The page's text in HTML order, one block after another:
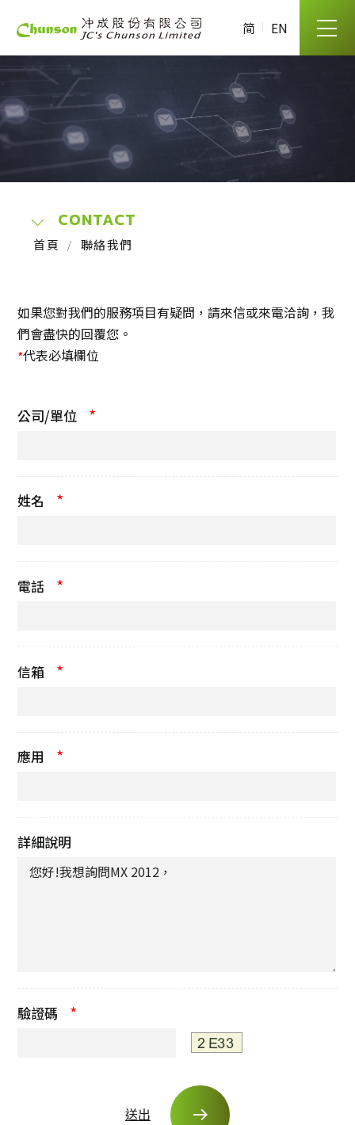
简 EN
CONTACT
首頁 聯絡我們
如果您對我們的服務項目有疑問，請來信或來電洽詢，我
們會盡快的回覆您。
*代表必填欄位
公司/單位 *
姓名 *
電話 *
信箱 *
應用 *
詳細說明
驗證碼 *
送出